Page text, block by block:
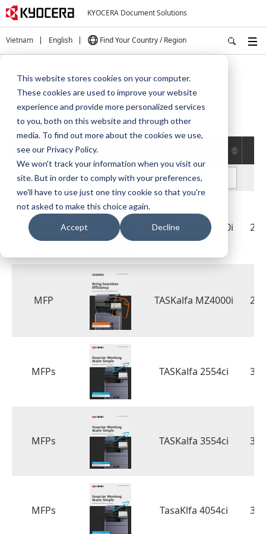
This website stores cookies on your computer.
These cookies are used to improve your website
experience and provide more personalized services
to you, both on this website and through other
media. To find out more about the cookies we use,
see our Privacy Policy.
We won't track your information when you visit our
site. But in order to comply with your preferences,
we'll have to use just one tiny cookie so that you're
not asked to make this choice again.
Accept Decline
KYOCERA Document Solutions
Vietnam English Find Your Country / Region
Product Catalog
Category Thumbnail
TASKalfa MZ3200i
MFP TASKalfa MZ4000i
MFPs TASKalfa 2554ci
MFPs TASKalfa 3554ci
MFPs TasaKlfa 4054ci